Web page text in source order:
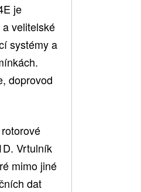
je
velitelské
systémy a
doprovod
Vrtulník
mimo jiné
dat